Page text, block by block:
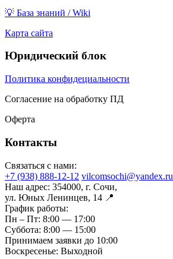
💡 База знаний / Wiki
Карта сайта
Юридический блок
Политика конфидециальности
Согласение на обработку ПД
Оферта
Контакты
Связаться с нами:
+7 (938) 888-12-12 vilcomsochi@yandex.ru
Наш адрес: 354000, г. Сочи,
ул. Юных Ленинцев, 14 📍
График работы:
Пн – Пт: 8:00 — 17:00
Суббота: 8:00 — 15:00
Принимаем заявки до 10:00
Воскресенье: Выходной